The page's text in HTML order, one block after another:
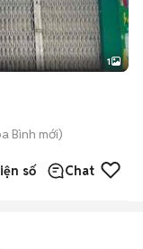
1
Bình mới)
số Chat